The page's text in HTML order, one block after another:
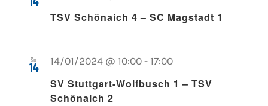
TSV Schönaich 4 – SC Magstadt 1
So.
14
SV Stuttgart-Wolfbusch 1 – TSV
Schönaich 2
14/01/2024 @ 10:00 - 17:00